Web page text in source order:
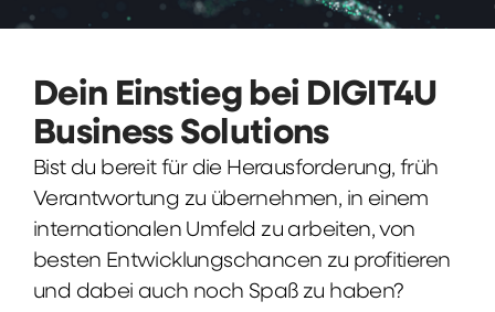
Dein Einstieg bei DIGIT4U
Business Solutions
Bist du bereit für die Herausforderung, früh
Verantwortung zu übernehmen, in einem
internationalen Umfeld zu arbeiten, von
besten Entwicklungschancen zu profitieren
und dabei auch noch Spaß zu haben?